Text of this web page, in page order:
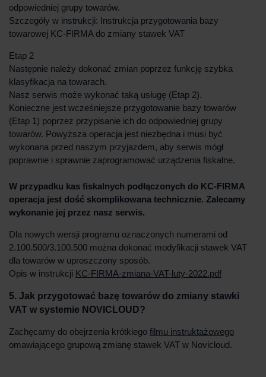
odpowiedniej grupy towarów.
Szczegóły w instrukcji: Instrukcja przygotowania bazy
towarowej KC-FIRMA do zmiany stawek VAT
Etap 2
Następnie należy dokonać zmian poprzez funkcję szybka
klasyfikacja na towarach.
Nasz serwis może wykonać taką usługę (Etap 2).
Konieczne jest wcześniejsze przygotowanie bazy towarów
(Etap 1) poprzez przypisanie ich do odpowiedniej grupy
towarów. Powyższa operacja jest niezbędna i musi być
wykonana przed naszym przyjazdem, aby serwis mógł
poprawnie i sprawnie zaprogramować urządzenia fiskalne.
W przypadku kas fiskalnych podłączonych do KC-FIRMA
operacja jest dość skomplikowana technicznie. Zalecamy
wykonanie jej przez nasz serwis.
Dla nowych wersji programu oznaczonych numerami od
2.100.500/3.100.500 można dokonać modyfikacji stawek VAT
dla towarów w uproszczony sposób.
Opis w instrukcji KC-FIRMA-zmiana-VAT-luty-2022.pdf
5. Jak przygotować bazę towarów do zmiany stawki
VAT w systemie NOVICLOUD?
Zachęcamy do obejrzenia krótkiego filmu instruktażowego
omawiającego grupową zmianę stawek VAT w Novicloud.